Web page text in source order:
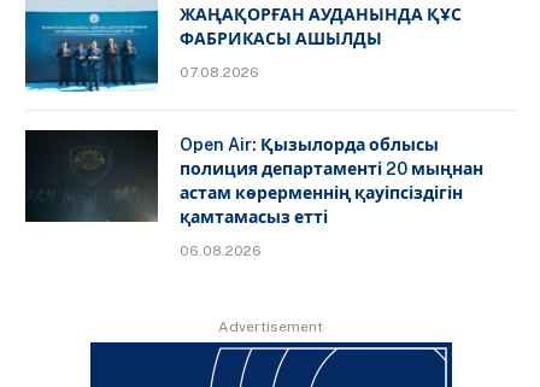
ЖАҢАҚОРҒАН АУДАНЫНДА ҚҰС
ФАБРИКАСЫ АШЫЛДЫ
07.08.2026
Open Air: Қызылорда облысы
полиция департаменті 20 мыңнан
астам көрерменнің қауіпсіздігін
қамтамасыз етті
06.08.2026
Advertisement